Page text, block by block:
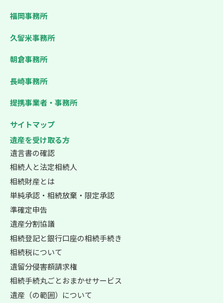
福岡事務所
久留米事務所
朝倉事務所
長崎事務所
提携事業者・事務所
サイトマップ
遺産を受け取る方
遺言書の確認
相続人と法定相続人
相続財産とは
単純承認・相続放棄・限定承認
準確定申告
遺産分割協議
相続登記と銀行口座の相続手続き
相続税について
遺留分侵害額請求権
相続手続丸ごとおまかせサービス
遺産（の範囲）について